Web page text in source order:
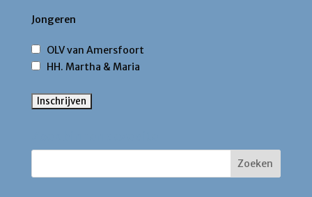
Jongeren
OLV van Amersfoort
HH. Martha & Maria